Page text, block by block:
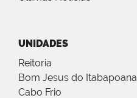
UNIDADES
Reitoria
Bom Jesus do Itabapoana
Cabo Frio